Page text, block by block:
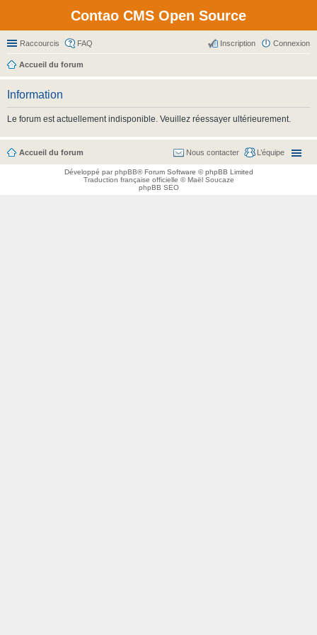
Contao CMS Open Source
Raccourcis FAQ Connexion
Inscription
Accueil du forum
Information
Le forum est actuellement indisponible. Veuillez réessayer ultérieurement.
Accueil du forum L’équipe
Nous contacter
Développé parphpBB® Forum Software © phpBB Limited
Traduction française officielle ©Maël Soucaze
phpBB SEO